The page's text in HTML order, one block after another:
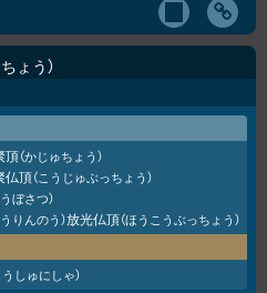
ょう
頂（かじゅちょう）
仏頂（こうじゅぶっちょう）
ぼさつ）
りんのう）放光仏頂（ほうこうぶっちょう）
しゅにしゃ）